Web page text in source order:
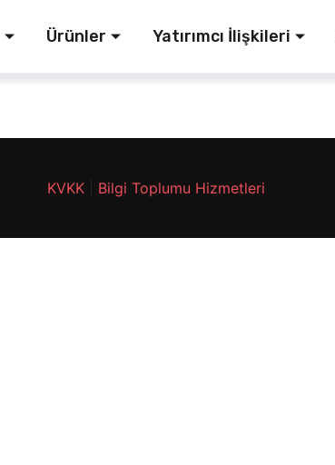
Ürünler Yatırımcı İlişkileri
KVKK| Bilgi Toplumu Hizmetleri